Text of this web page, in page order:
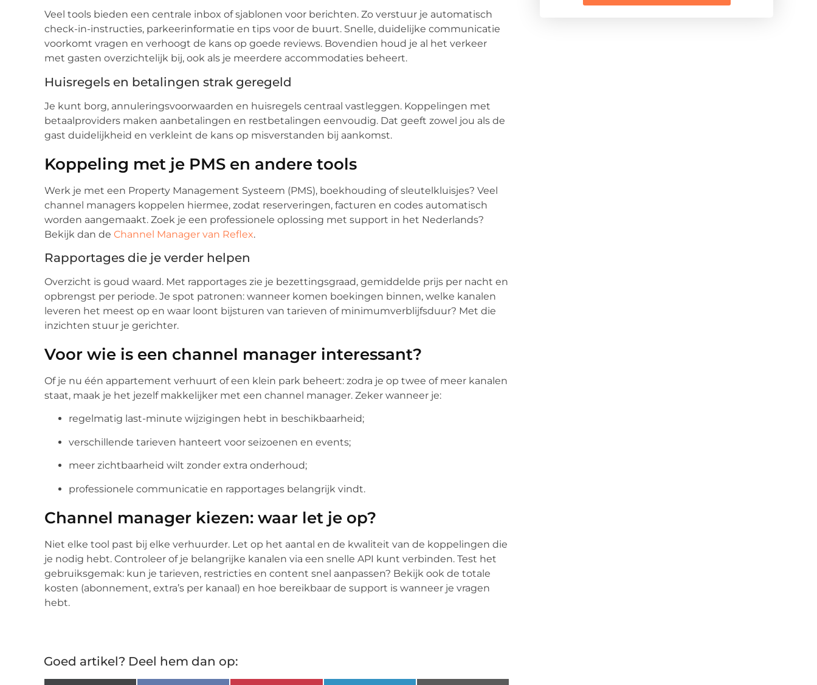
Veel tools bieden een centrale inbox of sjablonen voor berichten. Zo verstuur je automatisch
check-in-instructies, parkeerinformatie en tips voor de buurt. Snelle, duidelijke communicatie
voorkomt vragen en verhoogt de kans op goede reviews. Bovendien houd je al het verkeer
met gasten overzichtelijk bij, ook als je meerdere accommodaties beheert.
Huisregels en betalingen strak geregeld
Je kunt borg, annuleringsvoorwaarden en huisregels centraal vastleggen. Koppelingen met
betaalproviders maken aanbetalingen en restbetalingen eenvoudig. Dat geeft zowel jou als de
gast duidelijkheid en verkleint de kans op misverstanden bij aankomst.
Koppeling met je PMS en andere tools
Werk je met een Property Management Systeem (PMS), boekhouding of sleutelkluisjes? Veel
channel managers koppelen hiermee, zodat reserveringen, facturen en codes automatisch
worden aangemaakt. Zoek je een professionele oplossing met support in het Nederlands?
Bekijk dan de Channel Manager van Reflex.
Rapportages die je verder helpen
Overzicht is goud waard. Met rapportages zie je bezettingsgraad, gemiddelde prijs per nacht en
opbrengst per periode. Je spot patronen: wanneer komen boekingen binnen, welke kanalen
leveren het meest op en waar loont bijsturen van tarieven of minimumverblijfsduur? Met die
inzichten stuur je gerichter.
Voor wie is een channel manager interessant?
Of je nu één appartement verhuurt of een klein park beheert: zodra je op twee of meer kanalen
staat, maak je het jezelf makkelijker met een channel manager. Zeker wanneer je:
regelmatig last-minute wijzigingen hebt in beschikbaarheid;
verschillende tarieven hanteert voor seizoenen en events;
meer zichtbaarheid wilt zonder extra onderhoud;
professionele communicatie en rapportages belangrijk vindt.
Channel manager kiezen: waar let je op?
Niet elke tool past bij elke verhuurder. Let op het aantal en de kwaliteit van de koppelingen die
je nodig hebt. Controleer of je belangrijke kanalen via een snelle API kunt verbinden. Test het
gebruiksgemak: kun je tarieven, restricties en content snel aanpassen? Bekijk ook de totale
kosten (abonnement, extra’s per kanaal) en hoe bereikbaar de support is wanneer je vragen
hebt.
Goed artikel? Deel hem dan op: